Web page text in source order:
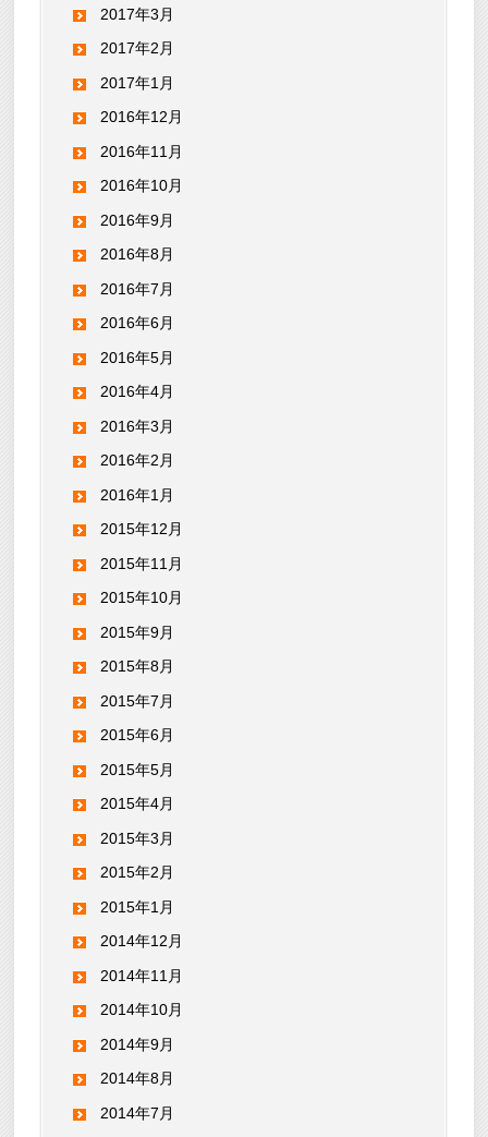
2017年3月
2017年2月
2017年1月
2016年12月
2016年11月
2016年10月
2016年9月
2016年8月
2016年7月
2016年6月
2016年5月
2016年4月
2016年3月
2016年2月
2016年1月
2015年12月
2015年11月
2015年10月
2015年9月
2015年8月
2015年7月
2015年6月
2015年5月
2015年4月
2015年3月
2015年2月
2015年1月
2014年12月
2014年11月
2014年10月
2014年9月
2014年8月
2014年7月